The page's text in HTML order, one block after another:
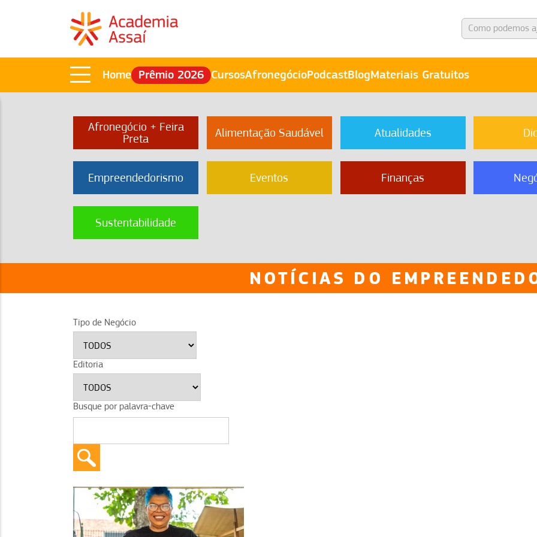
Home Prêmio 2026 CursosAfronegócioPodcastBlogMateriais Gratuitos
Afronegócio + Feira
Preta
Alimentação Saudável Atualidades
Empreendedorismo Eventos Finanças
Sustentabilidade
NOTÍCIAS DO
Tipo de Negócio
Editoria
Busque por palavra-chave